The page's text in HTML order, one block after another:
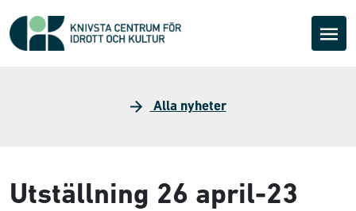
Alla nyheter
Utställning 26 april-23